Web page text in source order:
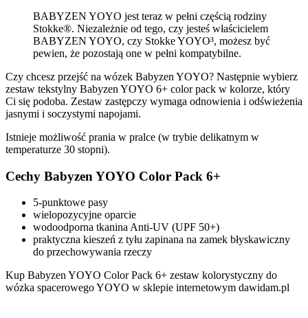
BABYZEN YOYO jest teraz w pełni częścią rodziny
Stokke®. Niezależnie od tego, czy jesteś właścicielem
BABYZEN YOYO, czy Stokke YOYO³, możesz być
pewien, że pozostają one w pełni kompatybilne.
Czy chcesz przejść na wózek Babyzen YOYO? Następnie wybierz
zestaw tekstylny Babyzen YOYO 6+ color pack w kolorze, który
Ci się podoba. Zestaw zastępczy wymaga odnowienia i odświeżenia
jasnymi i soczystymi napojami.
Istnieje możliwość prania w pralce (w trybie delikatnym w
temperaturze 30 stopni).
Cechy Babyzen YOYO Color Pack 6+
5-punktowe pasy
wielopozycyjne oparcie
wodoodporna tkanina Anti-UV (UPF 50+)
praktyczna kieszeń z tyłu zapinana na zamek błyskawiczny
do przechowywania rzeczy
Kup Babyzen YOYO Color Pack 6+ zestaw kolorystyczny do
wózka spacerowego YOYO w sklepie internetowym dawidam.pl